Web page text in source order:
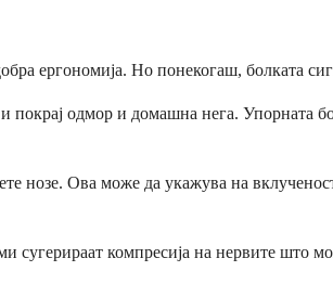
ергономија. Но понекогаш, болката
покрај одмор и домашна нега. Упорната
нозе. Ова може да укажува на
компресија на нервите што